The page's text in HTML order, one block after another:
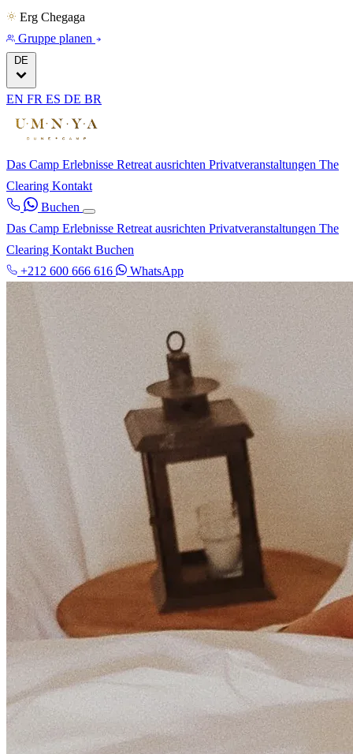
Erg Chegaga
Gruppe planen
DE
EN FR ES DE BR
Das Camp Erlebnisse Retreat ausrichten Privatveranstaltungen The
Clearing Kontakt
Buchen
Das Camp Erlebnisse Retreat ausrichten Privatveranstaltungen The
Clearing Kontakt Buchen
+212 600 666 616
WhatsApp